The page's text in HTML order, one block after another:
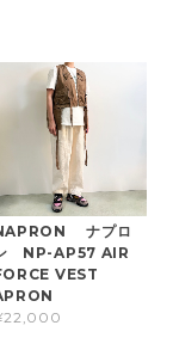
ナプロ
NP-AP57 AIR
VEST